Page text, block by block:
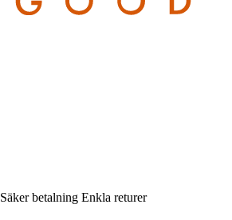
Säker betalning Enkla returer